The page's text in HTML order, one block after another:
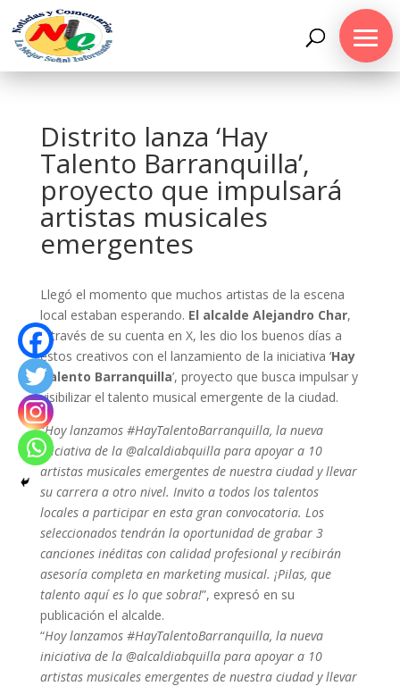
Distrito lanza ‘Hay
Talento Barranquilla’,
proyecto que impulsará
artistas musicales
emergentes
Llegó el momento que muchos artistas de la escena
local estaban esperando. El alcalde Alejandro Char,
a través de su cuenta en X, les dio los buenos días a
estos creativos con el lanzamiento de la iniciativa ‘Hay
Talento Barranquilla’, proyecto que busca impulsar y
visibilizar el talento musical emergente de la ciudad.
“Hoy lanzamos #HayTalentoBarranquilla, la nueva
iniciativa de la @alcaldiabquilla para apoyar a 10
artistas musicales emergentes de nuestra ciudad y llevar
su carrera a otro nivel. Invito a todos los talentos
locales a participar en esta gran convocatoria. Los
seleccionados tendrán la oportunidad de grabar 3
canciones inéditas con calidad profesional y recibirán
asesoría completa en marketing musical. ¡Pilas, que
talento aquí es lo que sobra!”, expresó en su
publicación el alcalde.
“Hoy lanzamos #HayTalentoBarranquilla, la nueva
iniciativa de la @alcaldiabquilla para apoyar a 10
artistas musicales emergentes de nuestra ciudad y llevar